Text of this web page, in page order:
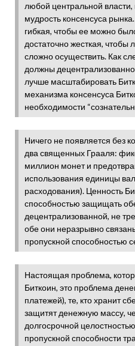
любой центральной власти,
мудрость консенсуса
гибкая, чтобы ее можно
достаточно жесткая,
сложно осуществить. Как
должны
лучше масштабировать
механизма консенсуса
необходимости
Ничего не появляется без
два священных Грааля:
миллион монет и
использования единицы
расходования). Ценность
способностью защищать
децентрализованной, не
обе они неразрывно
пропускной способностью
Настоящая проблема,
Биткоин, это проблема
платежей), те, кто хранит
защитят денежную массу,
долгосрочной
пропускной способности